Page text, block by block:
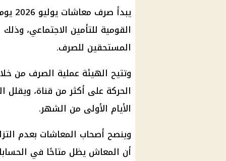
يبدأ صرف معاشات يوليو 2026
يوم
القومية للتأمين الاجتماعي،
المستحقين للصرف.
وتتيح الهيئة عملية الصرف من
الحركة على أكثر من قناة،
الأيام الأولى من الشهر.
وينصح أصحاب المعاشات بعدم
أن المعاش يظل متاحًا في